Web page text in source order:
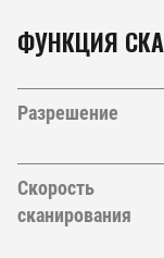
ФУНКЦИЯ
Разрешение
Скорость
сканирования